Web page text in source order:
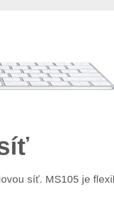
síť. MS105 je